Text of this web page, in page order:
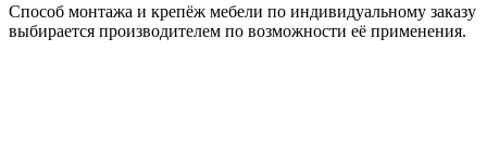
Способ монтажа и крепёж мебели по индивидуальному заказу
выбирается производителем по возможности её применения.